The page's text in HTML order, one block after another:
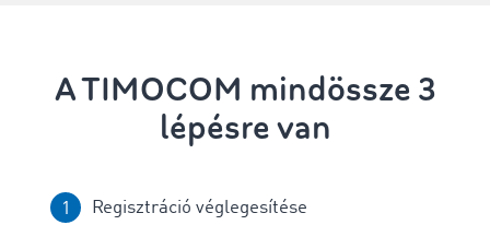
A TIMOCOM mindössze 3
lépésre van
Regisztráció véglegesítése